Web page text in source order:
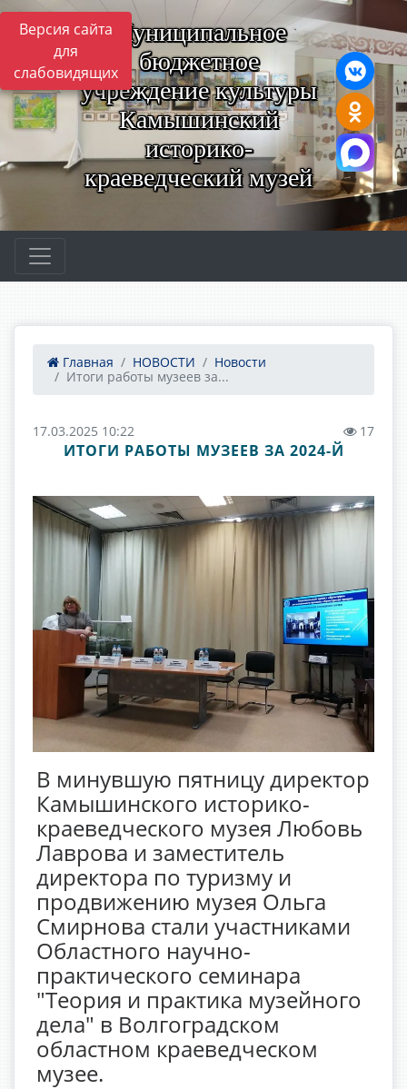
Версия сайта
для
слабовидящих
Муниципальное
бюджетное
учреждение культуры
Камышинский
историко-
краеведческий музей
Главная НОВОСТИ
Новости
Итоги работы музеев за...
17.03.2025 10:22 17
ИТОГИ РАБОТЫ МУЗЕЕВ ЗА 2024-Й
В минувшую пятницу директор
Камышинского историко-
краеведческого музея Любовь
Лаврова и заместитель
директора по туризму и
продвижению музея Ольга
Смирнова стали участниками
Областного научно-
практического семинара
"Теория и практика музейного
дела" в Волгоградском
областном краеведческом
музее.